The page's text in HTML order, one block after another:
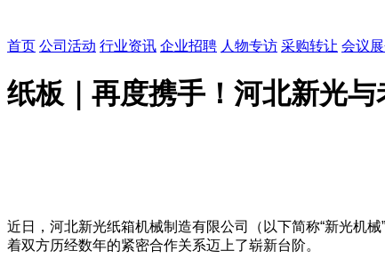
首页 公司活动 行业资讯 企业招聘 人物专访 采购转让 会议
纸板｜再度携手！河北新光
近日，河北新光纸箱机械制造有限公司（以下简称“新光机
着双方历经数年的紧密合作关系迈上了崭新台阶。